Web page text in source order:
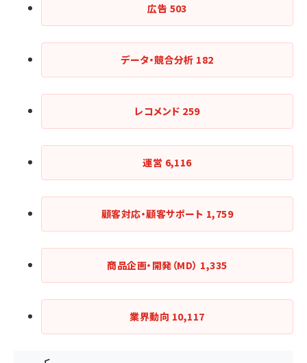
広告 503
データ・競合分析 182
レコメンド 259
運営 6,116
顧客対応・顧客サポート 1,759
商品企画・開発（MD） 1,335
業界動向 10,117